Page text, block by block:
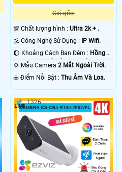
Giá gốc:
💯 Chất lượng hình :Ultra 2k + .
🕉️ Công Nghệ Sử Dụng :
IP Wifi.
🌔 Khoảng Cách Ban Đêm : Hồng
Ngoại 35m Có Màu Ban Ðêm.
💢 Mẫu Camera2 Mắt Ngoài Trời.
️☣️ Điểm Nỗi Bật :Thu Âm Và Loa.
1326